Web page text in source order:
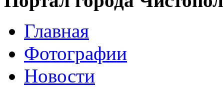
Главная
Фотографии
Новости